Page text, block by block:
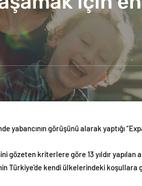
yabancının görüşünü alarak yaptığı
kriterlere göre 13 yıldır yapılan
Türkiye’de kendi ülkelerindeki